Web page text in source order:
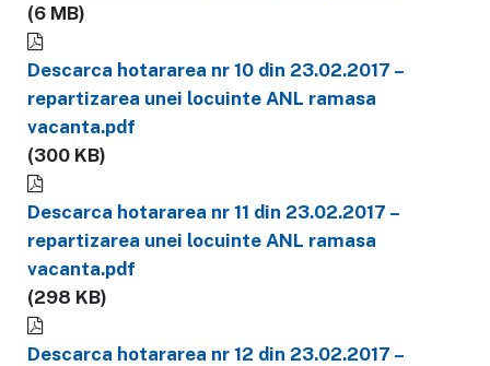
(6 MB)
Descarca hotararea nr 10 din 23.02.2017 –
repartizarea unei locuinte ANL ramasa
vacanta.pdf
(300 KB)
Descarca hotararea nr 11 din 23.02.2017 –
repartizarea unei locuinte ANL ramasa
vacanta.pdf
(298 KB)
Descarca hotararea nr 12 din 23.02.2017 –